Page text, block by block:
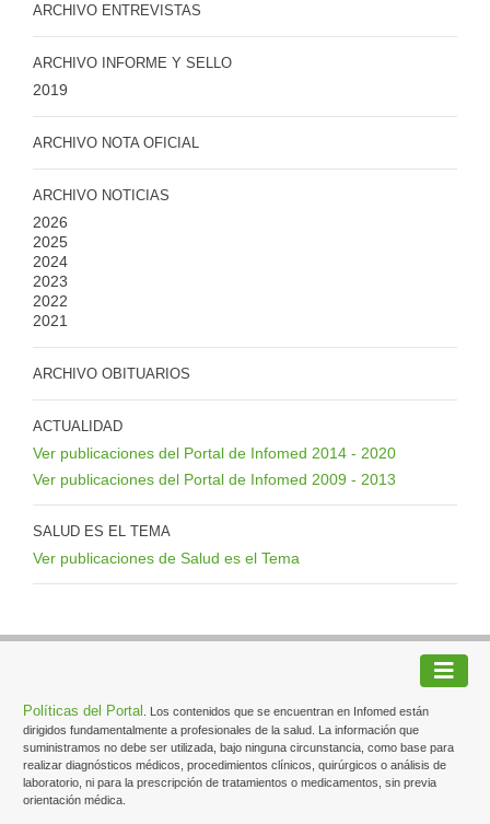
ARCHIVO ENTREVISTAS
ARCHIVO INFORME Y SELLO
2019
ARCHIVO NOTA OFICIAL
ARCHIVO NOTICIAS
2026
2025
2024
2023
2022
2021
ARCHIVO OBITUARIOS
ACTUALIDAD
Ver publicaciones del Portal de Infomed 2014 - 2020
Ver publicaciones del Portal de Infomed 2009 - 2013
SALUD ES EL TEMA
Ver publicaciones de Salud es el Tema
Políticas del Portal
. Los contenidos que se encuentran en Infomed están
dirigidos fundamentalmente a profesionales de la salud. La información que
suministramos no debe ser utilizada, bajo ninguna circunstancia, como base para
realizar diagnósticos médicos, procedimientos clínicos, quirúrgicos o análisis de
laboratorio, ni para la prescripción de tratamientos o medicamentos, sin previa
orientación médica.